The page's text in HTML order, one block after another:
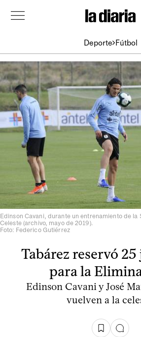
Deporte Fútbol
Edinson Cavani, durante un entrenamiento de la
Celeste (archivo, mayo de 2019).
Foto: Federico Gutiérrez
Tabárez reservó
para la
Edinson Cavani y José
vuelven a la